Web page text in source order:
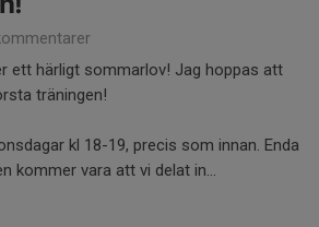
ett härligt sommarlov! Jag hoppas att
träningen!
kl 18-19, precis som innan. Enda
kommer vara att vi delat in...